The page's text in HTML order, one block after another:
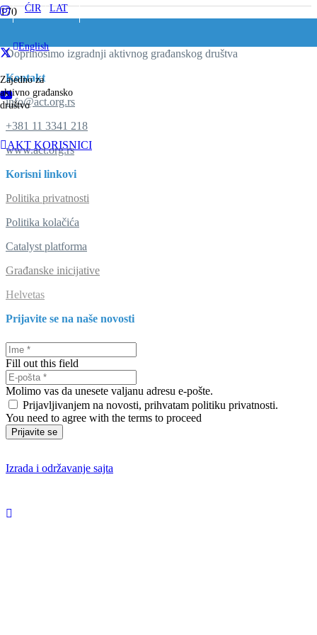
ĆIR/LAT
English
Zajedno za
aktivno građansko
društvo
AKT KORISNICI
Doprinosimo izgradnji aktivnog građanskog društva
Kontakt
info@act.org.rs
+381 11 3341 218
www.act.org.rs
Korisni linkovi
Politika privatnosti
Politika kolačića
Catalyst platforma
Građanske inicijative
Helvetas
Prijavite se na naše novosti
Fill out this field
Molimo vas da unesete valjanu adresu e-pošte.
Prijavljivanjem na novosti, prihvatam politiku privatnosti.
You need to agree with the terms to proceed
Prijavite se
Izrada i održavanje sajta